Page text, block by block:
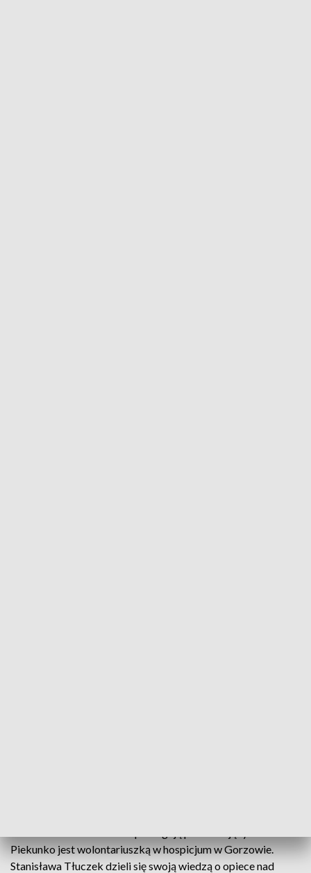
Piekunko jest wolontariuszką w hospicjum w Gorzowie.
Stanisława Tłuczek dzieli się swoją wiedzą o opiece nad